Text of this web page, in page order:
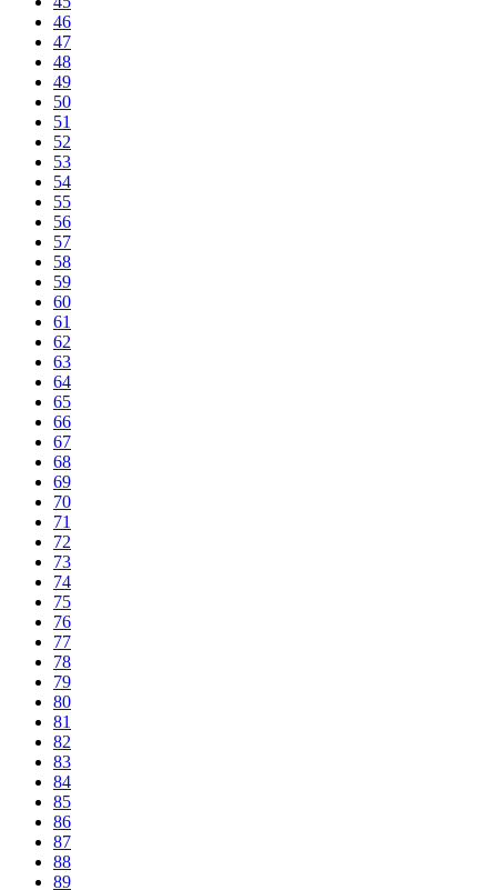
46
47
48
49
50
51
52
53
54
55
56
57
58
59
60
61
62
63
64
65
66
67
68
69
70
71
72
73
74
75
76
77
78
79
80
81
82
83
84
85
86
87
88
89